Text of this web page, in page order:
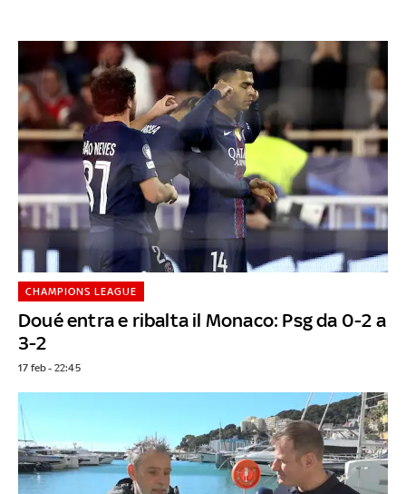
Doué entra e ribalta il Monaco: Psg da 0-2 a
3-2
CHAMPIONS LEAGUE
17 feb - 22:45